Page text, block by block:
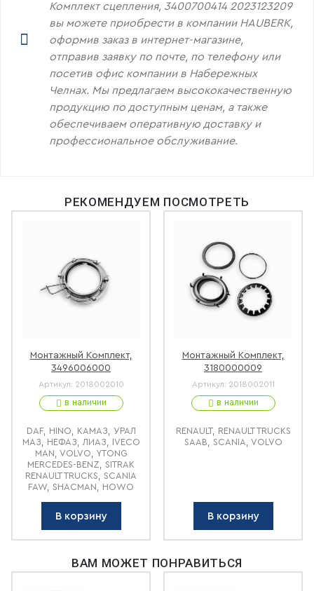
Комплект сцепления, 3400700414 2023123209
вы можете приобрести в компании HAUBERK,
оформив заказ в интернет-магазине,
отправив заявку по почте, по телефону или
посетив офис компании в Набережных
Челнах. Мы предлагаем высококачественную
продукцию по доступным ценам, а также
обеспечиваем оперативную доставку и
профессиональное обслуживание.
РЕКОМЕНДУЕМ ПОСМОТРЕТЬ
Монтажный Комплект,
3496006000
Артикул: 2018002010
в наличии
DAF, HINO, КАМАЗ, УРАЛ
МАЗ, НЕФАЗ, ЛИАЗ, IVECO
MAN, VOLVO, YTONG
MERCEDES-BENZ, SITRAK
RENAULT TRUCKS, SCANIA
FAW, SHACMAN, HOWO
В корзину
Монтажный Комплект,
3180000009
Артикул: 2018002011
в наличии
RENAULT, RENAULT TRUCKS
SAAB, SCANIA, VOLVO
В корзину
ВАМ МОЖЕТ ПОНРАВИТЬСЯ